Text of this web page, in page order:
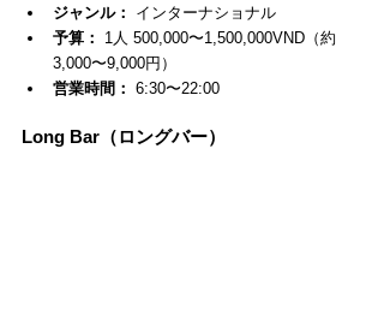
ジャンル：
インターナショナル
予算：
1人 500,000〜1,500,000VND（約
3,000〜9,000円）
営業時間： 6:30〜22:00
Long Bar（ロングバー）